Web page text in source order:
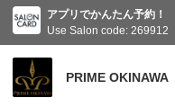
アプリでかんたん予約！
Use Salon code: 269912
PRIME OKINAWA